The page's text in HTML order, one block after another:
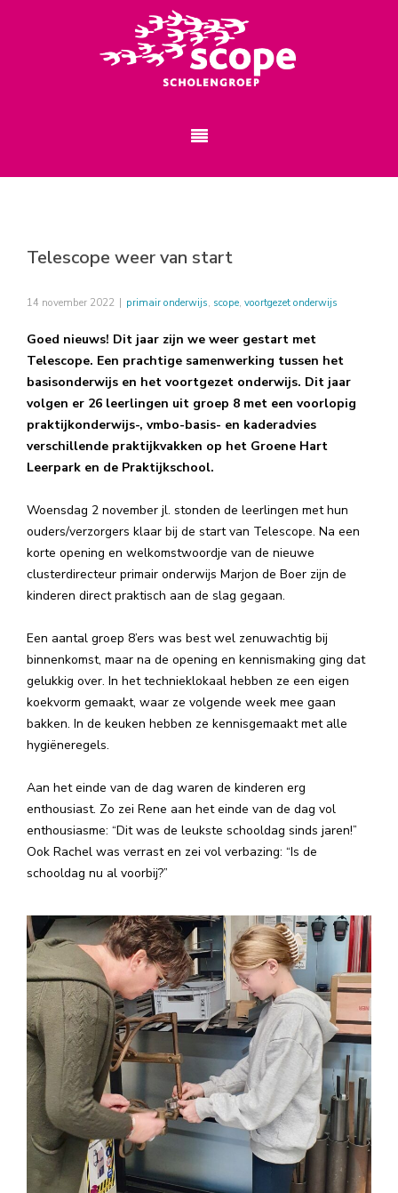
Telescope weer van start
14 november 2022 | primair onderwijs, scope, voortgezet onderwijs
Goed nieuws! Dit jaar zijn we weer gestart met
Telescope. Een prachtige samenwerking tussen het
basisonderwijs en het voortgezet onderwijs. Dit jaar
volgen er 26 leerlingen uit groep 8 met een voorlopig
praktijkonderwijs-, vmbo-basis- en kaderadvies
verschillende praktijkvakken op het Groene Hart
Leerpark en de Praktijkschool.
Woensdag 2 november jl. stonden de leerlingen met hun
ouders/verzorgers klaar bij de start van Telescope. Na een
korte opening en welkomstwoordje van de nieuwe
clusterdirecteur primair onderwijs Marjon de Boer zijn de
kinderen direct praktisch aan de slag gegaan.
Een aantal groep 8’ers was best wel zenuwachtig bij
binnenkomst, maar na de opening en kennismaking ging dat
gelukkig over. In het technieklokaal hebben ze een eigen
koekvorm gemaakt, waar ze volgende week mee gaan
bakken. In de keuken hebben ze kennisgemaakt met alle
hygiëneregels.
Aan het einde van de dag waren de kinderen erg
enthousiast. Zo zei Rene aan het einde van de dag vol
enthousiasme: “Dit was de leukste schooldag sinds jaren!”
Ook Rachel was verrast en zei vol verbazing: “Is de
schooldag nu al voorbij?”